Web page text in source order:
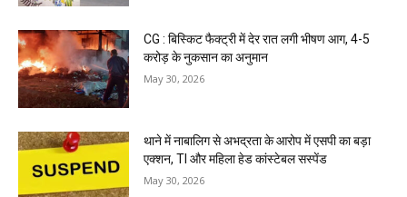
CG : बिस्किट फैक्ट्री में देर रात लगी भीषण आग, 4-5
करोड़ के नुकसान का अनुमान
May 30, 2026
थाने में नाबालिग से अभद्रता के आरोप में एसपी का बड़ा
एक्शन, TI और महिला हेड कांस्टेबल सस्पेंड
May 30, 2026